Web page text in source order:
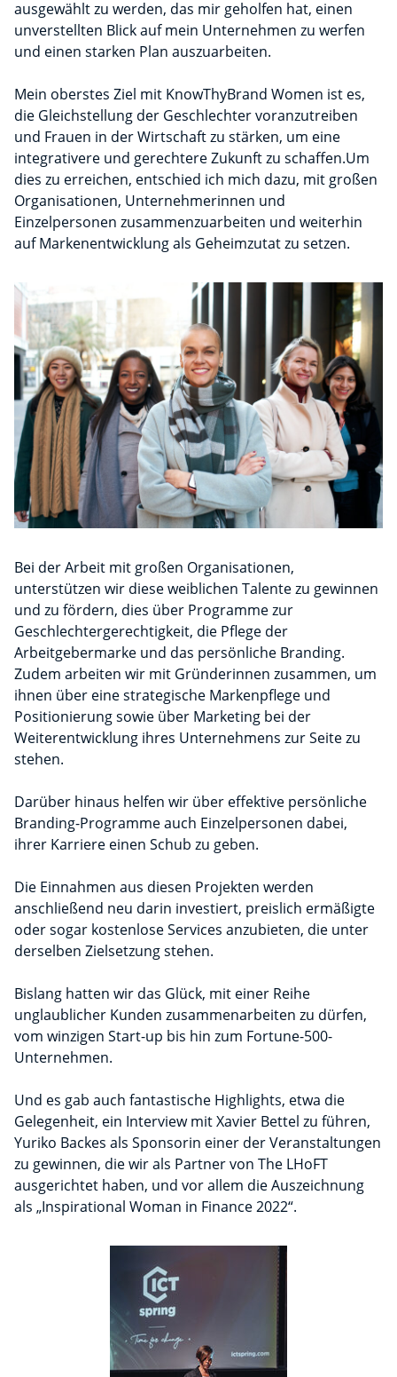
ausgewählt zu werden, das mir geholfen hat, einen
unverstellten Blick auf mein Unternehmen zu werfen
und einen starken Plan auszuarbeiten.
Mein oberstes Ziel mit KnowThyBrand Women ist es,
die Gleichstellung der Geschlechter voranzutreiben
und Frauen in der Wirtschaft zu stärken, um eine
integrativere und gerechtere Zukunft zu schaffen.Um
dies zu erreichen, entschied ich mich dazu, mit großen
Organisationen, Unternehmerinnen und
Einzelpersonen zusammenzuarbeiten und weiterhin
auf Markenentwicklung als Geheimzutat zu setzen.
Bei der Arbeit mit großen Organisationen,
unterstützen wir diese weiblichen Talente zu gewinnen
und zu fördern, dies über Programme zur
Geschlechtergerechtigkeit, die Pflege der
Arbeitgebermarke und das persönliche Branding.
Zudem arbeiten wir mit Gründerinnen zusammen, um
ihnen über eine strategische Markenpflege und
Positionierung sowie über Marketing bei der
Weiterentwicklung ihres Unternehmens zur Seite zu
stehen.
Darüber hinaus helfen wir über effektive persönliche
Branding-Programme auch Einzelpersonen dabei,
ihrer Karriere einen Schub zu geben.
Die Einnahmen aus diesen Projekten werden
anschließend neu darin investiert, preislich ermäßigte
oder sogar kostenlose Services anzubieten, die unter
derselben Zielsetzung stehen.
Bislang hatten wir das Glück, mit einer Reihe
unglaublicher Kunden zusammenarbeiten zu dürfen,
vom winzigen Start-up bis hin zum Fortune-500-
Unternehmen.
Und es gab auch fantastische Highlights, etwa die
Gelegenheit, ein Interview mit Xavier Bettel zu führen,
Yuriko Backes als Sponsorin einer der Veranstaltungen
zu gewinnen, die wir als Partner von The LHoFT
ausgerichtet haben, und vor allem die Auszeichnung
als „Inspirational Woman in Finance 2022“.